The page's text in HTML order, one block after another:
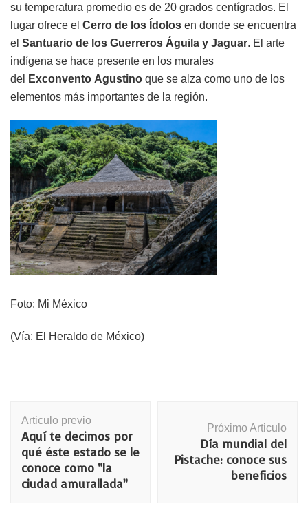
su temperatura promedio es de 20 grados centígrados. El
lugar ofrece el Cerro de los Ídolos en donde se encuentra
el Santuario de los Guerreros Águila y Jaguar. El arte
indígena se hace presente en los murales
del
Exconvento Agustino que se alza como uno de los
elementos más importantes de la región.
Foto: Mi México
(Vía: El Heraldo de México)
de
publicación
Articulo previo
Aquí te decimos por
qué éste estado se le
conoce como “la
ciudad amurallada”
Próximo Articulo
Día mundial del
Pistache: conoce sus
beneficios